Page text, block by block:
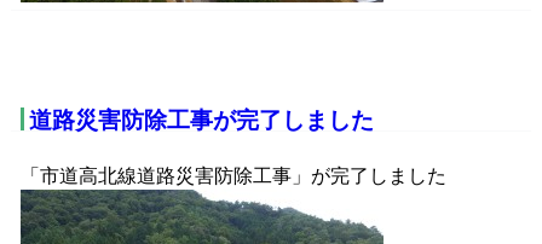
道路災害防除工事が完了しました
「市道高北線道路災害防除工事」が完了しました